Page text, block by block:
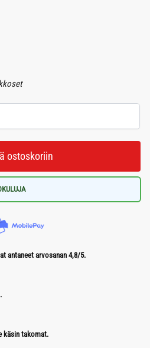
ostoskoriin
antaneet arvosanan 4,8/5.
käsin takomat.